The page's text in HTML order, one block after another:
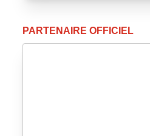
PARTENAIRE OFFICIEL